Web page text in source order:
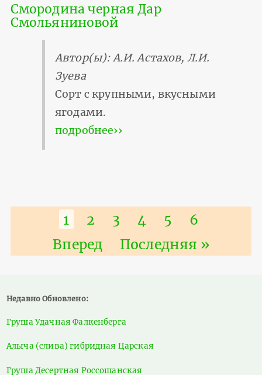
Смородина черная Дар
Смольяниновой
Автор(ы): А.И. Астахов, Л.И.
Зуева
Сорт с крупными, вкусными
ягодами.
подробнее››
Нумерация
страницТекущая
страница
1 Страница
2 Страница
3 Страница
4 Страница
5 Страница
6
Следующая
Вперед
Последняя
Последняя »
Недавно Обновлено:
Груша Удачная Фалкенберга
Алыча (слива) гибридная Царская
Груша Десертная Россошанская